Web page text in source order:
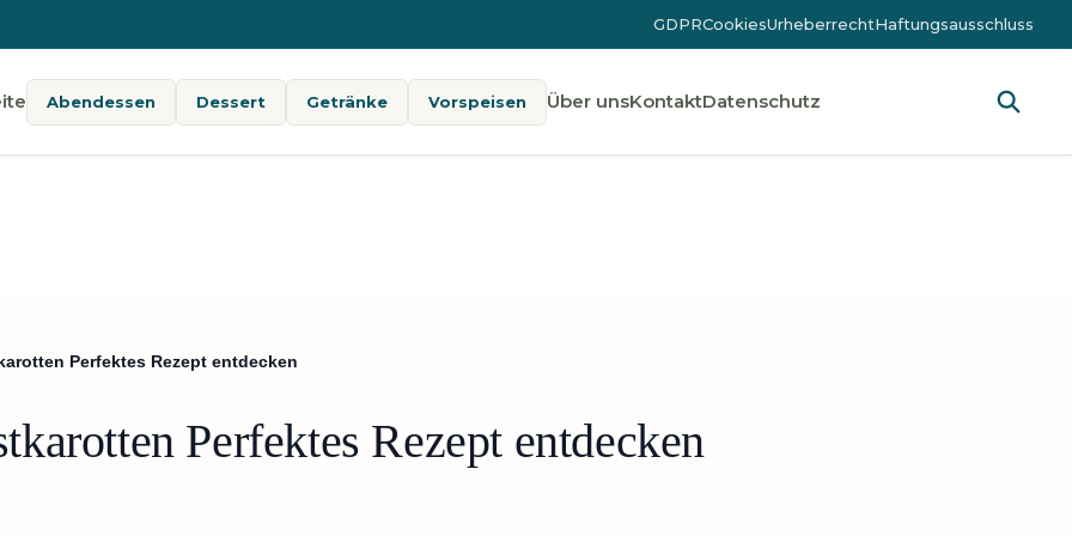
GDPRCookiesUrheberrechtHaftungsausschluss
Abendessen Dessert Getränke Vorspeisen Über unsKontaktDatenschutz
Perfektes Rezept entdecken
Perfektes Rezept entdecken